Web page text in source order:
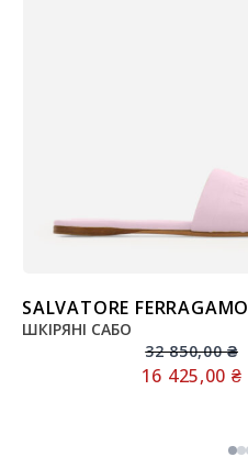
SALVATORE FERRAGAMO
ШКІРЯНІ САБО
32 850,00₴
16 425,00 ₴